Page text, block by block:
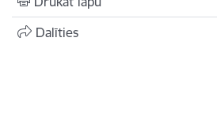
Dalīties